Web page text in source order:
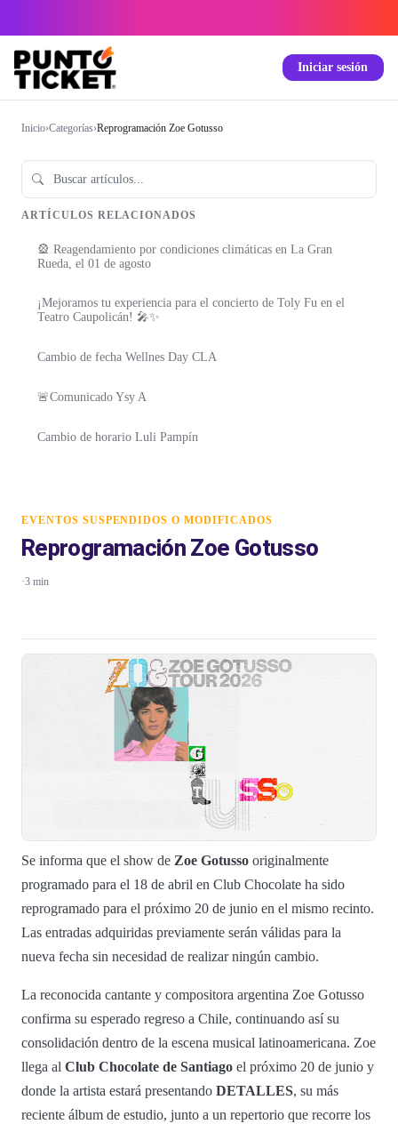
Iniciar sesión
Inicio›Categorías›Reprogramación Zoe Gotusso
ARTÍCULOS RELACIONADOS
🎡 Reagendamiento por condiciones climáticas en La Gran
Rueda, el 01 de agosto
¡Mejoramos tu experiencia para el concierto de Toly Fu en el
Teatro Caupolicán! 🎤✨
Cambio de fecha Wellnes Day CLA
🚨Comunicado Ysy A
Cambio de horario Luli Pampín
EVENTOS SUSPENDIDOS O MODIFICADOS
Reprogramación Zoe Gotusso
·3 min
Se informa que el show de Zoe Gotusso originalmente
programado para el 18 de abril en Club Chocolate ha sido
reprogramado para el próximo 20 de junio en el mismo recinto.
Las entradas adquiridas previamente serán válidas para la
nueva fecha sin necesidad de realizar ningún cambio.
La reconocida cantante y compositora argentina Zoe Gotusso
confirma su esperado regreso a Chile, continuando así su
consolidación dentro de la escena musical latinoamericana. Zoe
llega al Club Chocolate de Santiago el próximo 20 de junio y
donde la artista estará presentando DETALLES, su más
reciente álbum de estudio, junto a un repertorio que recorre los